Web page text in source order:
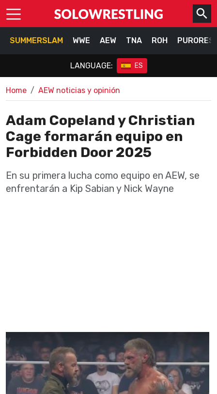
SUMMERSLAM WWE AEW TNA ROH
LANGUAGE: ES
Home AEW noticias y opinión
Adam Copeland y Christian
Cage formarán equipo en
Forbidden Door 2025
En su primera lucha como equipo en AEW, se
enfrentarán a Kip Sabian y Nick Wayne